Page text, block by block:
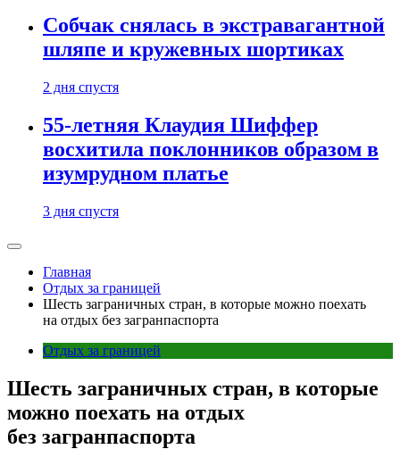
Собчак снялась в экстравагантной
шляпе и кружевных шортиках
2 дня спустя
55-летняя Клаудия Шиффер
восхитила поклонников образом в
изумрудном платье
3 дня спустя
Главная
Отдых за границей
Шесть заграничных стран, в которые можно поехать
на отдых без загранпаспорта
Отдых за границей
Шесть заграничных стран, в которые
можно поехать на отдых
без загранпаспорта